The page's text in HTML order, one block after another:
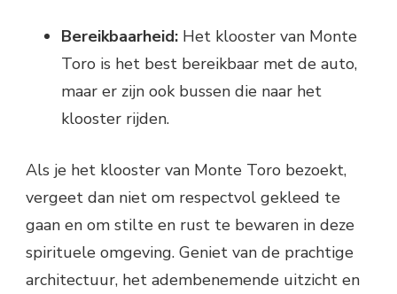
Bereikbaarheid: Het klooster van Monte
Toro is het best bereikbaar met de auto,
maar er zijn ook bussen die naar het
klooster rijden.
Als je het klooster van Monte Toro bezoekt,
vergeet dan niet om respectvol gekleed te
gaan en om stilte en rust te bewaren in deze
spirituele omgeving. Geniet van de prachtige
architectuur, het adembenemende uitzicht en